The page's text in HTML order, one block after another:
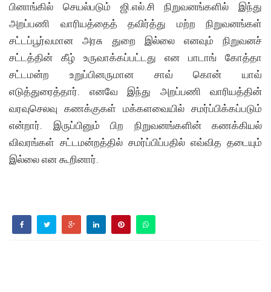
பினாங்கில் செயல்படும் ஜி.எல்.சி நிறுவனங்களில் இந்து
அறப்பணி வாரியத்தைத் தவிர்த்து மற்ற நிறுவனங்கள்
சட்டப்பூர்வமான அரசு துறை இல்லை எனவும் நிறுவனச்
சட்டத்தின் கீழ் உருவாக்கப்பட்டது என பாடாங் கோத்தா
சட்டமன்ற உறுப்பினருமான சாவ் கொன் யாவ்
எடுத்துரைத்தார். எனவே இந்து அறப்பணி வாரியத்தின்
வரவுசெலவு கணக்குகள் மக்களவையில் சமர்ப்பிக்கப்படும்
என்றார். இருப்பினும் பிற நிறுவனங்களின் கணக்கியல்
விவரங்கள் சட்டமன்றத்தில் சமர்ப்பிப்பதில் எவ்வித தடையும்
இல்லை என கூறினார்.